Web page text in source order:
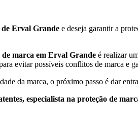
Erval Grande e deseja garantir a
marca em Erval Grande é realizar
evitar possíveis conflitos de marca e
da marca, o próximo passo é dar
especialista na proteção de